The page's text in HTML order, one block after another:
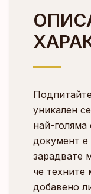
уникален
най-голяма
документ е
зарадвате
че
добавено